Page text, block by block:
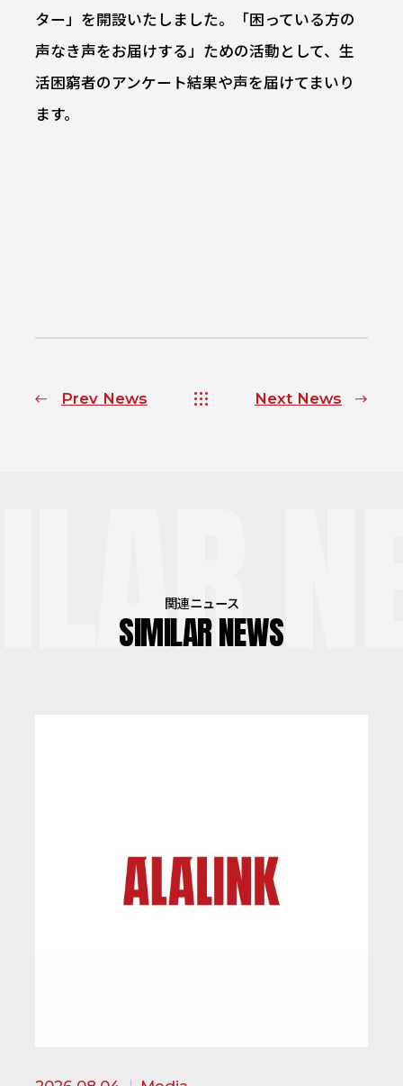
ター」を開設いたしました。「困っている方の
声なき声をお届けする」ための活動として、生
活困窮者のアンケート結果や声を届けてまいり
ます。
Prev News Next News
関連ニュース
SIMILAR NEWS